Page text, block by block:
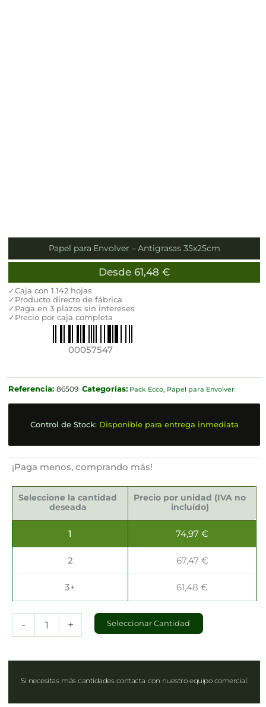
Papel para Envolver – Antigrasas 35x25cm
Desde 61,48 €
✓Caja con 1.142 hojas
✓Producto directo de fábrica
✓Paga en 3 plazos sin intereses
✓Precio por caja completa
00057547
Referencia: 86509 Categorías: Pack Ecco, Papel para Envolver
Control de Stock: Disponible para entrega inmediata
¡Paga menos, comprando más!
Seleccione la cantidad
deseada
Precio por unidad (IVA no
incluído)
1 74,97€
2 67,47 €
3+ 61,48€
-
para
Envolver
+ Seleccionar Cantidad
Si necesitas más cantidades contacta con nuestro equipo comercial.